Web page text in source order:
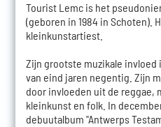
Tourist Lemc is het
(geboren in 1984 in Schoten).
kleinkunstartiest.
Zijn grootste muzikale invloed
van eind jaren negentig. Zijn
door invloeden uit de reggae,
kleinkunst en folk. In
debuutalbum "Antwerps